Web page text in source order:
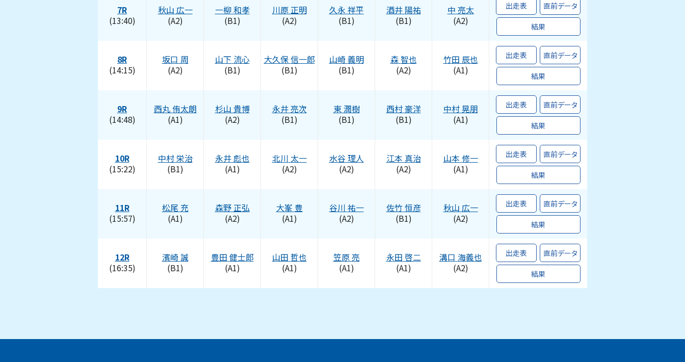
7R
(13:40)
秋山 広一
(A2)
一柳和孝
(B1)
川原正明
(A2)
久永 祥平
(B1)
酒井 陽祐
(B1)
中 亮太
(A2)
出走表 直前データ
結果
8R
(14:15)
坂口 周
(A2)
山下 流心
(B1)
大久保信一郎
(B1)
山崎義明
(B1)
森智也
(A2)
竹田 辰也
(A1)
出走表 直前データ
結果
9R
(14:48)
西丸侑太朗
(A1)
杉山 貴博
(A2)
永井亮次
(B1)
東潤樹
(B1)
西村 豪洋
(B1)
中村晃朋
(A1)
出走表 直前データ
結果
10R
(15:22)
中村栄治
(B1)
永井彪也
(A1)
北川 太一
(A2)
水谷理人
(A2)
江本 真治
(A2)
山本 修一
(A1)
出走表 直前データ
結果
11R
(15:57)
松尾 充
(A1)
森野正弘
(A2)
大峯 豊
(A1)
谷川 祐一
(A2)
佐竹恒彦
(B1)
秋山 広一
(A2)
出走表 直前データ
結果
12R
(16:35)
濱崎誠
(B1)
豊田 健士郎
(A1)
山田 哲也
(A1)
笠原亮
(A1)
永田 啓二
(A1)
溝口 海義也
(A2)
出走表 直前データ
結果